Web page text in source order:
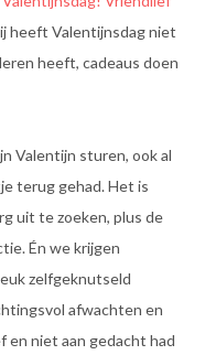
heeft Valentijnsdag niet
heeft, cadeaus doen
Valentijn sturen, ook al
terug gehad. Het is
uit te zoeken, plus de
Én we krijgen
zelfgeknutseld
afwachten en
en niet aan gedacht had